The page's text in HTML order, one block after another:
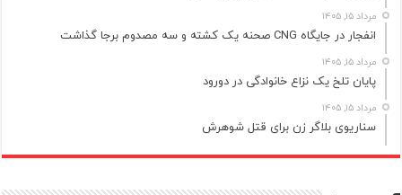
مرداد ۱۵, ۱۴۰۵
انفجار در جایگاه CNG صحنه یک کشته و سه مصدوم برجا گذاشت
مرداد ۱۵, ۱۴۰۵
پایان تلخ یک نزاع خانوادگی در دورود
مرداد ۱۵, ۱۴۰۵
سناریوی بلاگر زن برای قتل شوهرش